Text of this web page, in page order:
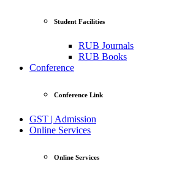
Student Facilities
RUB Journals
RUB Books
Conference
Conference Link
GST | Admission
Online Services
Online Services